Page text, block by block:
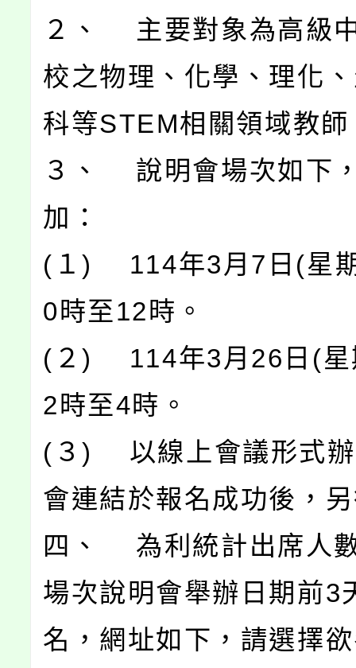
２、 主要對象為高級
校之物理、化學、理化
科等STEM相關領域教師
３、 說明會場次如下
加：
(１) 114年3月7日(星
0時至12時。
(２) 114年3月26日(星
2時至4時。
(３) 以線上會議形式辦
會連結於報名成功後，
四、 為利統計出席人
場次說明會舉辦日期前3
名，網址如下，請選擇